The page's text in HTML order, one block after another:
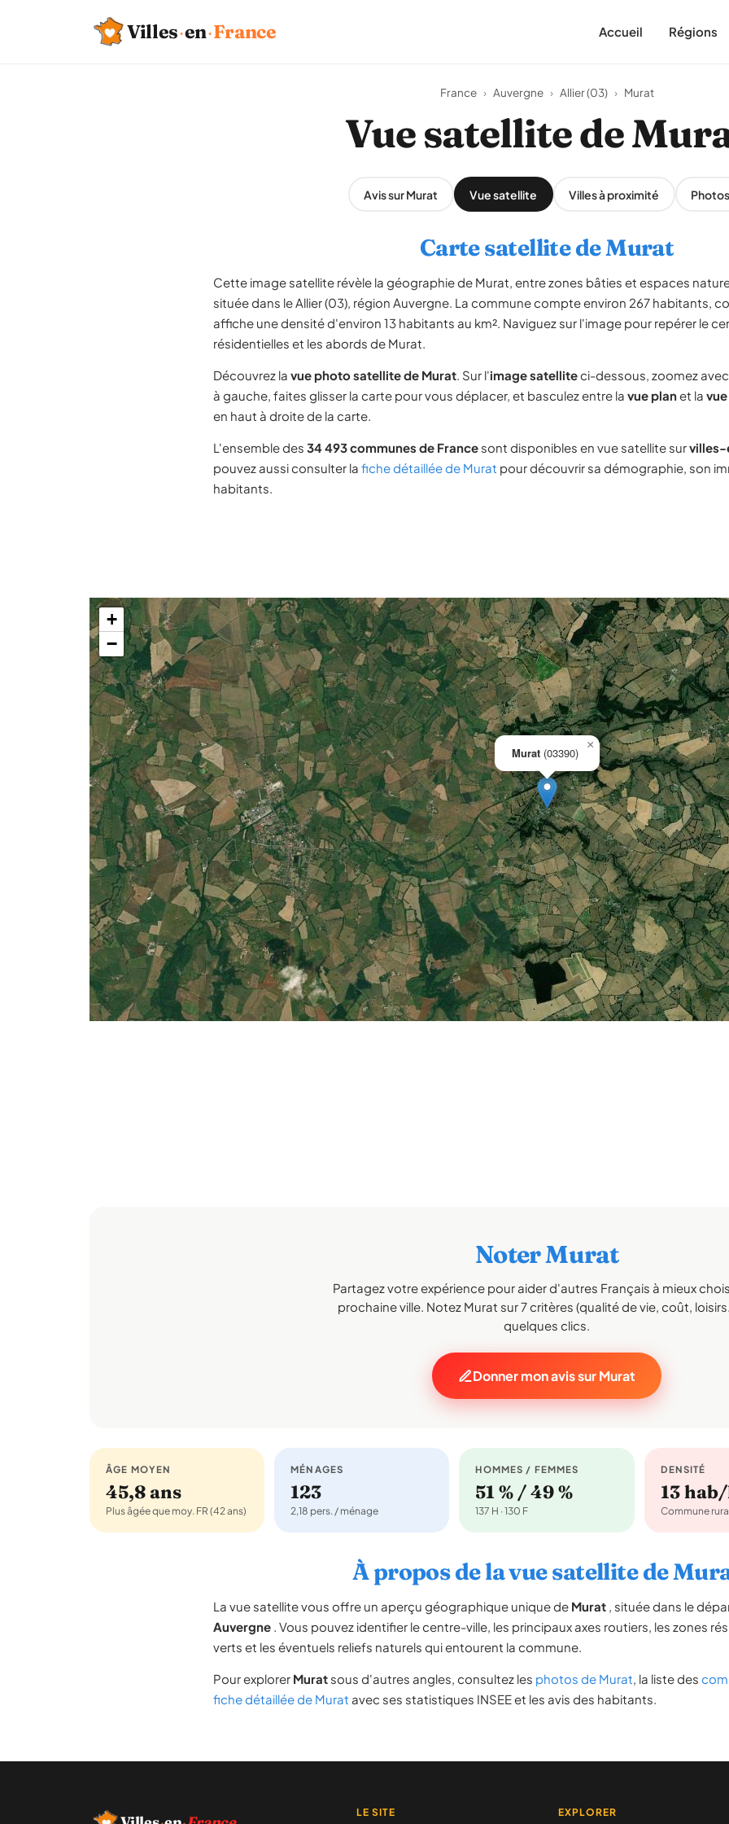
Villes·en·France Accueil Régions
France › Auvergne › Allier (03) › Murat
Vue satellite de
Avis sur Murat Vue satellite Villes à proximité Photos
Carte satellite de Murat
Cette image satellite révèle la géographie de Murat, entre zones bâties et espaces
située dans le Allier (03), région Auvergne. La commune compte environ 267 habitants,
affiche une densité d'environ 13 habitants au km². Naviguez sur l'image pour repérer le
résidentielles et les abords de Murat.
Découvrez la vue photo satellite de Murat. Sur l'image satelliteci-dessous, zoomez
à gauche, faites glisser la carte pour vous déplacer, et basculez entre la vue planet la
en haut à droite de la carte.
L'ensemble des 34 493 communes de France sont disponibles en vue satellite sur
pouvez aussi consulter la fiche détaillée de Murat pour découvrir sa démographie, son
habitants.
Murat (03390)
×
+
−
Noter Murat
Partagez votre expérience pour aider d'autres Français à mieux
prochaine ville. Notez Murat sur 7 critères (qualité de vie, coût,
quelques clics.
Donner mon avis sur Murat
ÂGE MOYEN
45,8 ans
Plus âgée que moy. FR (42 ans)
MÉNAGES
123
2,18 pers. / ménage
HOMMES / FEMMES
51 % / 49 %
137 H · 130 F
DENSITÉ
13
Commune
À propos de la vue satellite de
La vue satellite vous offre un aperçu géographique unique de Murat , située dans le
Auvergne . Vous pouvez identifier le centre-ville, les principaux axes routiers, les zones
verts et les éventuels reliefs naturels qui entourent la commune.
Pour explorer Murat sous d'autres angles, consultez les photos de Murat, la liste des
fiche détaillée de Murat avec ses statistiques INSEE et les avis des habitants.
LE SITE EXPLORER